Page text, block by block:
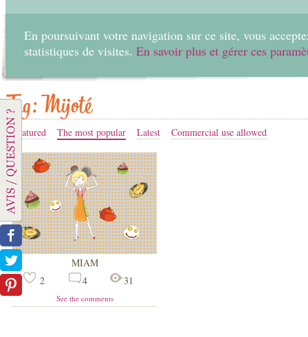
En poursuivant votre navigation sur ce site, vous
statistiques de visites. En savoir plus et gérer ces
Tag: Mijoté
Featured The most popular Latest Commercial use allowed
MIAM
2
4 31
See the comments